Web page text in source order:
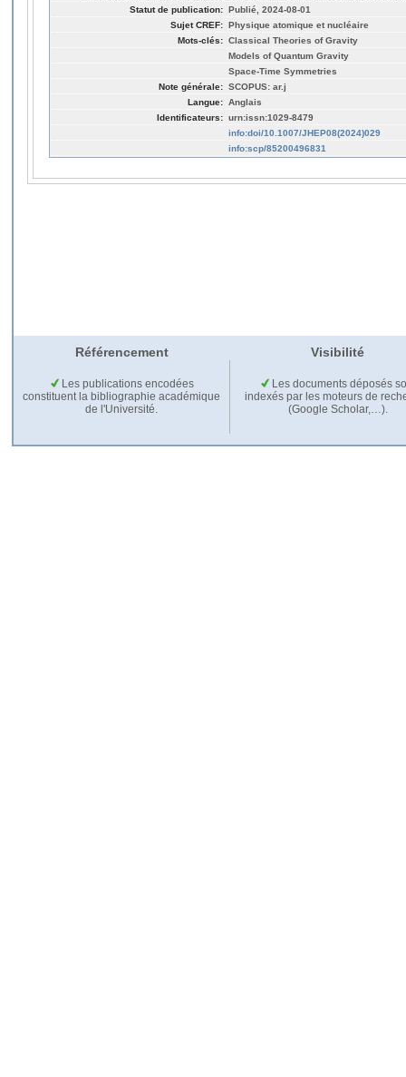
Statut de publication: Publié, 2024-08-01
Sujet CREF: Physique atomique et nucléaire
Mots-clés: Classical Theories of Gravity
Models of Quantum Gravity
Space-Time Symmetries
Note générale: SCOPUS: ar.j
Langue: Anglais
Identificateurs: urn:issn:1029-8479
info:doi/10.1007/JHEP08(2024)029
info:scp/85200496831
Référencement Visibilité
Les publications encodées
constituent la bibliographie académique
de l'Université.
Les documents déposés
indexés par les moteurs de
(Google Scholar,…).